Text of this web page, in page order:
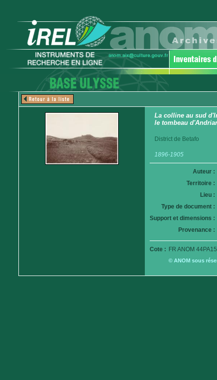
La colline au sud
le tombeau
District de Betafo
1896-1905
Auteur :
Territoire :
Lieu :
Type de document :
Support et dimensions :
Provenance :
Cote : FR ANOM
© ANOM sous